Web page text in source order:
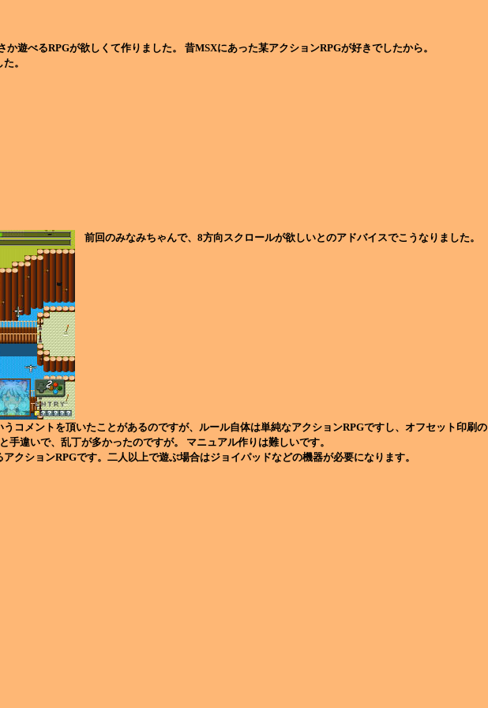
遊べるRPGが欲しくて作りました。 昔MSXにあった某アクションRPGが好きでしたから。
。
前回のみなみちゃんで、8方向スクロールが欲しいとのアドバイスでこうなりました。
コメントを頂いたことがあるのですが、ルール自体は単純なアクションRPGですし、オフセット印刷の
手違いで、乱丁が多かったのですが。 マニュアル作りは難しいです。
クションRPGです。二人以上で遊ぶ場合はジョイパッドなどの機器が必要になります。